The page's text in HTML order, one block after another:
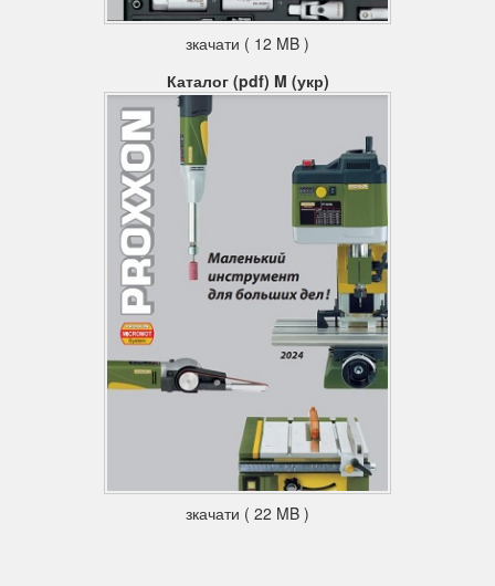
зкачати ( 12 MB )
Каталог (pdf) M (укр)
зкачати ( 22 MB )